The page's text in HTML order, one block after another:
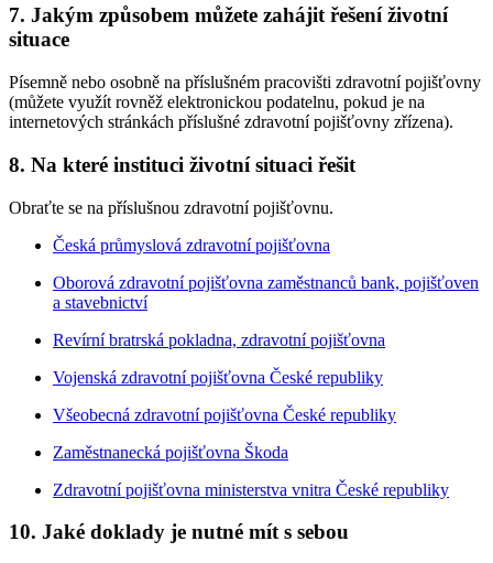
7. Jakým způsobem můžete zahájit řešení životní
situace
Písemně nebo osobně na příslušném pracovišti zdravotní pojišťovny
(můžete využít rovněž elektronickou podatelnu, pokud je na
internetových stránkách příslušné zdravotní pojišťovny zřízena).
8. Na které instituci životní situaci řešit
Obraťte se na příslušnou zdravotní pojišťovnu.
Česká průmyslová zdravotní pojišťovna
Oborová zdravotní pojišťovna zaměstnanců bank, pojišťoven
a stavebnictví
Revírní bratrská pokladna, zdravotní pojišťovna
Vojenská zdravotní pojišťovna České republiky
Všeobecná zdravotní pojišťovna České republiky
Zaměstnanecká pojišťovna Škoda
Zdravotní pojišťovna ministerstva vnitra České republiky
10. Jaké doklady je nutné mít s sebou